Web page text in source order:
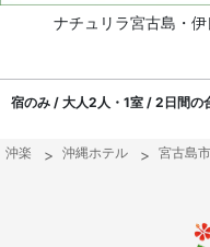
ナチュリラ宮古島・
宿のみ / 大人2人・1室 / 2日間の
沖楽 沖縄ホテル 宮古島市